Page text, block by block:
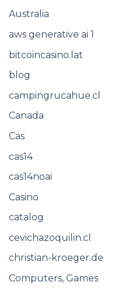
Australia
aws generative ai 1
bitcoincasino.lat
blog
campingrucahue.cl
Canada
Cas
cas14
cas14noai
Casino
catalog
cevichazoquilin.cl
christian-kroeger.de
Computers, Games